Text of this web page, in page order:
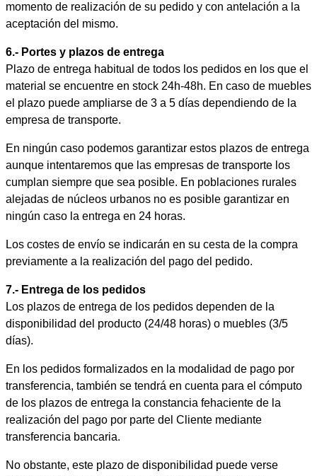
momento de realización de su pedido y con antelación a la
aceptación del mismo.
6.- Portes y plazos de entrega
Plazo de entrega habitual de todos los pedidos en los que el
material se encuentre en stock 24h-48h. En caso de muebles
el plazo puede ampliarse de 3 a 5 días dependiendo de la
empresa de transporte.
En ningún caso podemos garantizar estos plazos de entrega
aunque intentaremos que las empresas de transporte los
cumplan siempre que sea posible. En poblaciones rurales
alejadas de núcleos urbanos no es posible garantizar en
ningún caso la entrega en 24 horas.
Los costes de envío se indicarán en su cesta de la compra
previamente a la realización del pago del pedido.
7.- Entrega de los pedidos
Los plazos de entrega de los pedidos dependen de la
disponibilidad del producto (24/48 horas) o muebles (3/5
días).
En los pedidos formalizados en la modalidad de pago por
transferencia, también se tendrá en cuenta para el cómputo
de los plazos de entrega la constancia fehaciente de la
realización del pago por parte del Cliente mediante
transferencia bancaria.
No obstante, este plazo de disponibilidad puede verse